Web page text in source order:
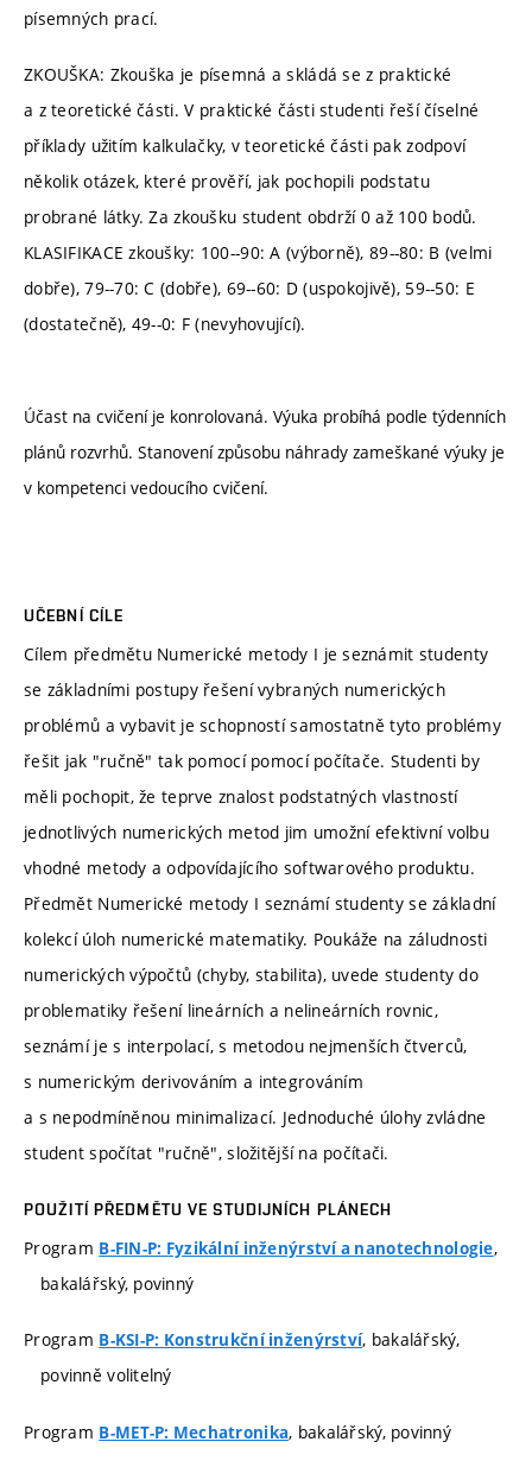
písemných prací.
ZKOUŠKA: Zkouška je písemná a skládá se z praktické
a z teoretické části. V praktické části studenti řeší číselné
příklady užitím kalkulačky, v teoretické části pak zodpoví
několik otázek, které prověří, jak pochopili podstatu
probrané látky. Za zkoušku student obdrží 0 až 100 bodů.
KLASIFIKACE zkoušky: 100--90: A (výborně), 89--80: B (velmi
dobře), 79--70: C (dobře), 69--60: D (uspokojivě), 59--50: E
(dostatečně), 49--0: F (nevyhovující).
Účast na cvičení je konrolovaná. Výuka probíhá podle týdenních
plánů rozvrhů. Stanovení způsobu náhrady zameškané výuky je
v kompetenci vedoucího cvičení.
UČEBNÍ CÍLE
Cílem předmětu Numerické metody I je seznámit studenty
se základními postupy řešení vybraných numerických
problémů a vybavit je schopností samostatně tyto problémy
řešit jak "ručně" tak pomocí pomocí počítače. Studenti by
měli pochopit, že teprve znalost podstatných vlastností
jednotlivých numerických metod jim umožní efektivní volbu
vhodné metody a odpovídajícího softwarového produktu.
Předmět Numerické metody I seznámí studenty se základní
kolekcí úloh numerické matematiky. Poukáže na záludnosti
numerických výpočtů (chyby, stabilita), uvede studenty do
problematiky řešení lineárních a nelineárních rovnic,
seznámí je s interpolací, s metodou nejmenších čtverců,
s numerickým derivováním a integrováním
a s nepodmíněnou minimalizací. Jednoduché úlohy zvládne
student spočítat "ručně", složitější na počítači.
POUŽITÍ PŘEDMĚTU VE STUDIJNÍCH PLÁNECH
Program B-FIN-P: Fyzikální inženýrství a nanotechnologie,
bakalářský, povinný
Program B-KSI-P: Konstrukční inženýrství, bakalářský,
povinně volitelný
Program B-MET-P: Mechatronika, bakalářský, povinný